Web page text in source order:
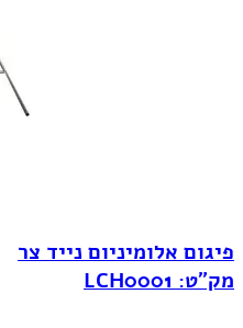
פיגום אלומיניום נייד צר
מק"ט: LCH0001